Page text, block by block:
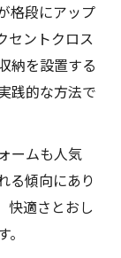
工夫が鍵
ゃれに一
ム実例
が重要
の選び方
るリフォ
格段にアップ
セントクロス
納を設置する
践的な方法で
ームも人気
る傾向にあり
快適さとおし